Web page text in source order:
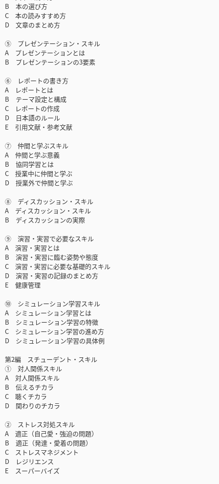
B 本の選び方
C 本の読みすすめ方
D 文章のまとめ方
⑤ プレゼンテーション・スキル
A プレゼンテーションとは
B プレゼンテーションの3要素
⑥ レポートの書き方
A レポートとは
B テーマ設定と構成
C レポートの作成
D 日本語のルール
E 引用文献・参考文献
⑦ 仲間と学ぶスキル
A 仲間と学ぶ意義
B 協同学習とは
C 授業中に仲間と学ぶ
D 授業外で仲間と学ぶ
⑧ ディスカッション・スキル
A ディスカッション・スキル
B ディスカッションの実際
⑨ 演習・実習で必要なスキル
A 演習・実習とは
B 演習・実習に臨む姿勢や態度
C 演習・実習に必要な基礎的スキル
D 演習・実習の記録のまとめ方
E 健康管理
⑩ シミュレーション学習スキル
A シミュレーション学習とは
B シミュレーション学習の特徴
C シミュレーション学習の進め方
D シミュレーション学習の具体例
第2編 スチューデント・スキル
① 対人関係スキル
A 対人関係スキル
B 伝えるチカラ
C 聴くチカラ
D 関わりのチカラ
② ストレス対処スキル
A 適正（自己愛・強迫の問題）
B 適正（発達・愛着の問題）
C ストレスマネジメント
D レジリエンス
E スーパーバイズ